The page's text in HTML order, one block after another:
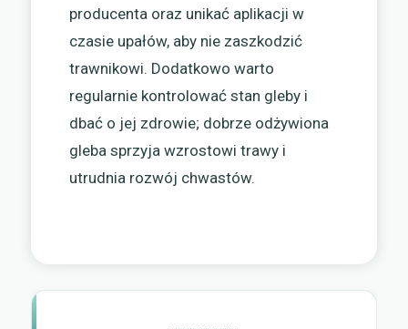
producenta oraz unikać aplikacji w
czasie upałów, aby nie zaszkodzić
trawnikowi. Dodatkowo warto
regularnie kontrolować stan gleby i
dbać o jej zdrowie; dobrze odżywiona
gleba sprzyja wzrostowi trawy i
utrudnia rozwój chwastów.